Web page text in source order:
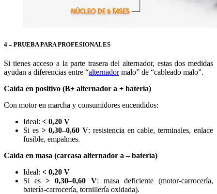
4 – PRUEBA PARA PROFESIONALES
Si tienes acceso a la parte trasera del alternador, estas dos medidas
ayudan a diferencias entre “alternadormalo” de “cableado malo”.
Caída en positivo (B+ alternador a + batería)
Con motor en marcha y consumidores encendidos:
Ideal: < 0,20 V
Si es > 0,30–0,60 V: resistencia en cable, terminales, enlace
fusible, empalmes.
Caída en masa (carcasa alternador a – batería)
Ideal: < 0,20 V
Si es> 0,30–0,60 V: masa deficiente (motor-carrocería,
batería-carrocería, tornillería oxidada).